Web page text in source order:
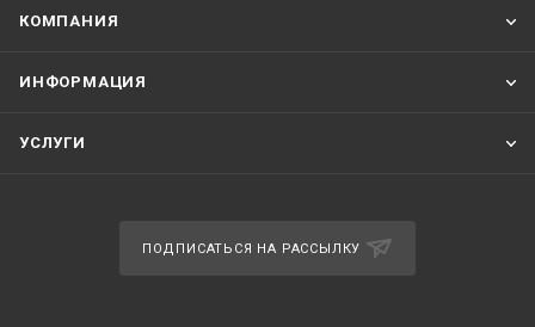
КОМПАНИЯ
ИНФОРМАЦИЯ
УСЛУГИ
ПОДПИСАТЬСЯ НА РАССЫЛКУ